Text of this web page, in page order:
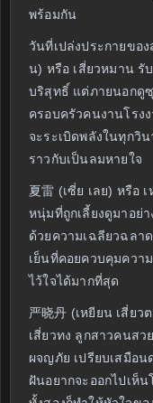
พร้อมกัน
วันที่เปล่งประกายของ
น) หรือ เสี่ยวหมาน รั
บริสุทธิ์ แต่ภายนอกดู
ครอบครัวคนงานโรง
จะระเบิดพลังในทุกวิ
ราวกับเป็นลมหายใจ
夏雷 (เซี่ย เลย) หรือ
หนุ่มที่ถูกเลี้ยงดูมาอย่
ด้วยความเฉลียวฉลา
เย็นที่คอยควบคุมควา
ไว้ใจได้มากที่สุด
严晓丹 (เหยียน เสี่ย
เสี่ยวทง ลูกสาวคนสว
ผจญภัย เปรียบเสมือน
ฝันอยากจะออกไปเห็